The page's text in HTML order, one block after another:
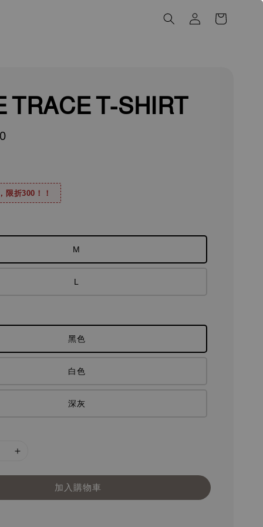
TRACE T-SHIRT
限折300！！
M
L
黑色
白色
深灰
加入購物車